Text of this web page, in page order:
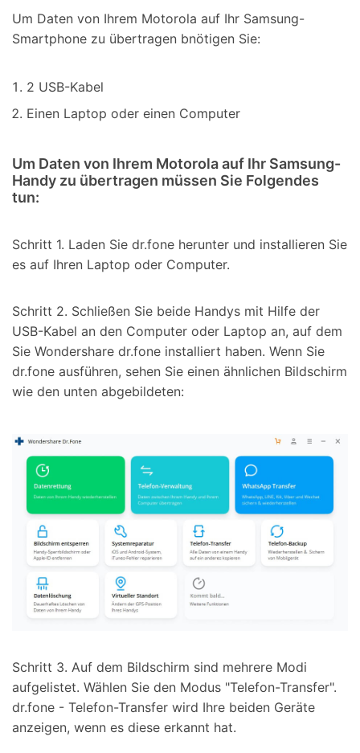
Um Daten von Ihrem Motorola auf Ihr Samsung-
Smartphone zu übertragen bnötigen Sie:
2 USB-Kabel
Einen Laptop oder einen Computer
Um Daten von Ihrem Motorola auf Ihr Samsung-
Handy zu übertragen müssen Sie Folgendes
tun:
Schritt 1. Laden Sie dr.fone herunter und installieren Sie
es auf Ihren Laptop oder Computer.
Schritt 2. Schließen Sie beide Handys mit Hilfe der
USB-Kabel an den Computer oder Laptop an, auf dem
Sie Wondershare dr.fone installiert haben. Wenn Sie
dr.fone ausführen, sehen Sie einen ähnlichen Bildschirm
wie den unten abgebildeten:
Schritt 3. Auf dem Bildschirm sind mehrere Modi
aufgelistet. Wählen Sie den Modus "Telefon-Transfer".
dr.fone - Telefon-Transfer wird Ihre beiden Geräte
anzeigen, wenn es diese erkannt hat.